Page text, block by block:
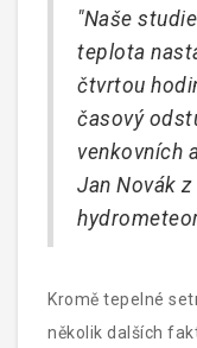
maximum
slunce.
"Naše
teplota
čtvrtou
časový
venkovních
Jan Novák z
Kromě tepelné
několik dalších